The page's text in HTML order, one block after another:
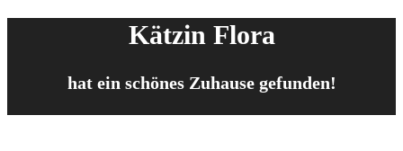
Kätzin Flora
hat ein schönes Zuhause gefunden!